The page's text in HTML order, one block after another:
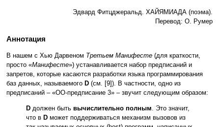
Эдвард Фитцджеральд. ХАЙЯМИАДА (поэма).
Перевод: О. Румер
Аннотация
В нашем с Хью Дарвеном Третьем Манифесте (для краткости,
просто «Манифесте») устанавливается набор предписаний и
запретов, которые касаются разработки языка программирования
баз данных, называемого D (см. [9]). В частности, одно из
предписаний – «ОО-предписание 3» – звучит следующим образом:
D должен быть вычислительно полным. Это значит,
что в D может поддерживаться механизм вызовов из